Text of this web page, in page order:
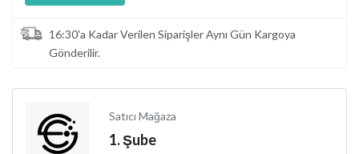
16:30'a Kadar Verilen Siparişler Aynı Gün Kargoya
Gönderilir.
Satıcı Mağaza
1. Şube